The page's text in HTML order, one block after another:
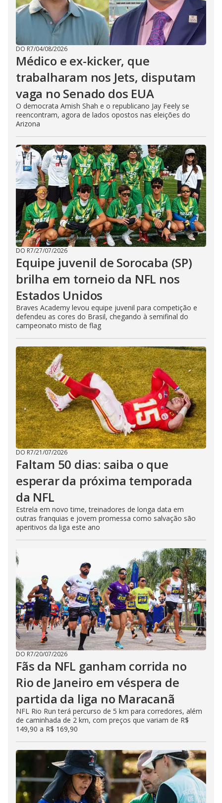
DO R7/04/08/2026
Médico e ex-kicker, que
trabalharam nos Jets, disputam
vaga no Senado dos EUA
O democrata Amish Shah e o republicano Jay Feely se
reencontram, agora de lados opostos nas eleições do
Arizona
DO R7/27/07/2026
Equipe juvenil de Sorocaba (SP)
brilha em torneio da NFL nos
Estados Unidos
Braves Academy levou equipe juvenil para competição e
defendeu as cores do Brasil, chegando à semifinal do
campeonato misto de flag
DO R7/21/07/2026
Faltam 50 dias: saiba o que
esperar da próxima temporada
da NFL
Estrela em novo time, treinadores de longa data em
outras franquias e jovem promessa como salvação são
aperitivos da liga este ano
DO R7/20/07/2026
Fãs da NFL ganham corrida no
Rio de Janeiro em véspera de
partida da liga no Maracanã
NFL Rio Run terá percurso de 5 km para corredores, além
de caminhada de 2 km, com preços que variam de R$
149,90 a R$ 169,90